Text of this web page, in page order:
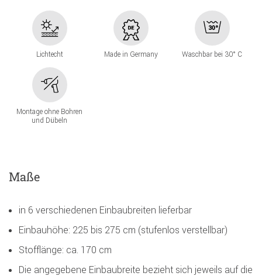
Lichtecht Made in Germany Waschbar bei 30° C
Montage ohne Bohren
und Dübeln
Maße
in 6 verschiedenen Einbaubreiten lieferbar
Einbauhöhe: 225 bis 275 cm (stufenlos verstellbar)
Stofflänge: ca. 170 cm
Die angegebene Einbaubreite bezieht sich jeweils auf die